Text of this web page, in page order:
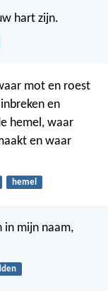
hart zijn.
mot en roest
en
hemel, waar
en waar
hemel
in mijn naam,